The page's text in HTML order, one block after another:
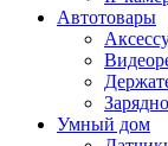
Автотовары
Умный дом